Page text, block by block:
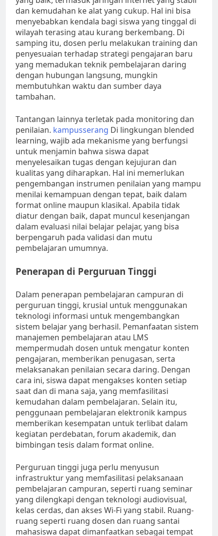
dan kemudahan ke alat yang cukup. Hal ini bisa
menyebabkan kendala bagi siswa yang tinggal di
wilayah terasing atau kurang berkembang. Di
samping itu, dosen perlu melakukan training dan
penyesuaian terhadap strategi pengajaran baru
yang memadukan teknik pembelajaran daring
dengan hubungan langsung, mungkin
membutuhkan waktu dan sumber daya
tambahan.
Tantangan lainnya terletak pada monitoring dan
penilaian. kampusserang Di lingkungan blended
learning, wajib ada mekanisme yang berfungsi
untuk menjamin bahwa siswa dapat
menyelesaikan tugas dengan kejujuran dan
kualitas yang diharapkan. Hal ini memerlukan
pengembangan instrumen penilaian yang mampu
menilai kemampuan dengan tepat, baik dalam
format online maupun klasikal. Apabila tidak
diatur dengan baik, dapat muncul kesenjangan
dalam evaluasi nilai belajar pelajar, yang bisa
berpengaruh pada validasi dan mutu
pembelajaran umumnya.
Penerapan di Perguruan Tinggi
Dalam penerapan pembelajaran campuran di
perguruan tinggi, krusial untuk menggunakan
teknologi informasi untuk mengembangkan
sistem belajar yang berhasil. Pemanfaatan sistem
manajemen pembelajaran atau LMS
mempermudah dosen untuk mengatur konten
pengajaran, memberikan penugasan, serta
melaksanakan penilaian secara daring. Dengan
cara ini, siswa dapat mengakses konten setiap
saat dan di mana saja, yang memfasilitasi
kemudahan dalam pembelajaran. Selain itu,
penggunaan pembelajaran elektronik kampus
memberikan kesempatan untuk terlibat dalam
kegiatan perdebatan, forum akademik, dan
bimbingan tesis dalam format online.
Perguruan tinggi juga perlu menyusun
infrastruktur yang memfasilitasi pelaksanaan
pembelajaran campuran, seperti ruang seminar
yang dilengkapi dengan teknologi audiovisual,
kelas cerdas, dan akses Wi-Fi yang stabil. Ruang-
ruang seperti ruang dosen dan ruang santai
mahasiswa dapat dimanfaatkan sebagai tempat